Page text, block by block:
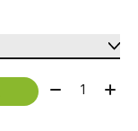
Quantité: